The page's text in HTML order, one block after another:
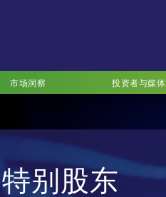
市场洞察 投资者与媒体
别股东